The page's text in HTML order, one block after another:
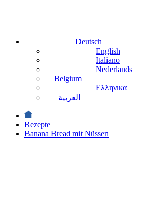
Deutsch
English
Italiano
Nederlands
Belgium
Ελληνικα
العربية
Rezepte
Banana Bread mit Nüssen